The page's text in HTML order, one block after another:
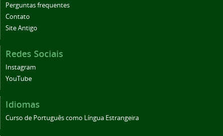
Perguntas frequentes
Contato
Site Antigo
Redes Sociais
Instagram
YouTube
Idiomas
Curso de Português como Língua Estrangeira